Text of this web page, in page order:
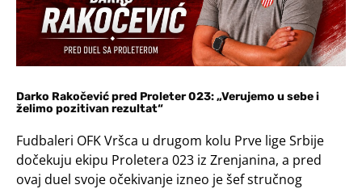
Darko Rakočević pred Proleter 023: „Verujemo u sebe i
želimo pozitivan rezultat“
Fudbaleri OFK Vršca u drugom kolu Prve lige Srbije
dočekuju ekipu Proletera 023 iz Zrenjanina, a pred
ovaj duel svoje očekivanje izneo je šef stručnog